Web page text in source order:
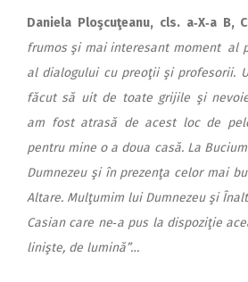
Daniela Ploşcuţeanu, cls. a‑X‑a B,
frumos şi mai interesant moment al
al dialogului cu preoţii şi profesorii.
făcut să uit de toate grijile şi
am fost atrasă de acest loc de
pentru mine o a doua casă. La
Dumnezeu şi în prezenţa celor mai
Altare. Mulţumim lui Dumnezeu şi
Casian care ne‑a pus la dispoziţie
linişte, de lumină”…